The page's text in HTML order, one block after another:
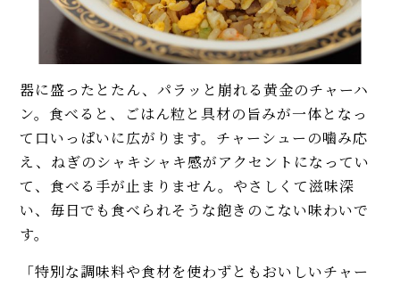
器に盛ったとたん、パラッと崩れる黄金のチャーハ
ン。食べると、ごはん粒と具材の旨みが一体となっ
て口いっぱいに広がります。チャーシューの噛み応
え、ねぎのシャキシャキ感がアクセントになってい
て、食べる手が止まりません。やさしくて滋味深
い、毎日でも食べられそうな飽きのこない味わいで
す。
「特別な調味料や食材を使わずともおいしいチャー